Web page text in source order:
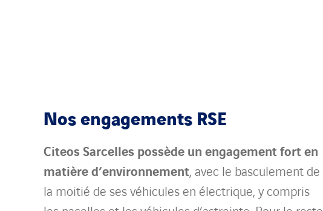
Nos engagements RSE
Citeos Sarcelles possède un engagement fort en
matière d’environnement, avec le basculement de
la moitié de ses véhicules en électrique, y compris